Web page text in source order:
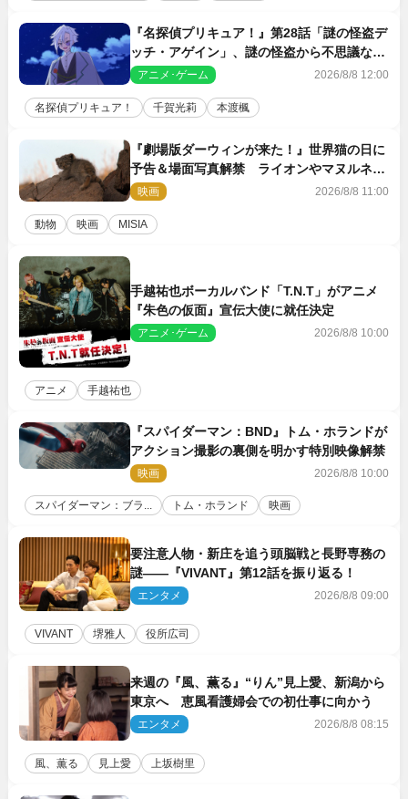
『名探偵プリキュア！』第28話「謎の怪盗デ
ッチ・アゲイン」、謎の怪盗から不思議な予
告状が届く
アニメ･ゲーム 2026/8/8 12:00
名探偵プリキュア！ 千賀光莉 本渡楓
『劇場版ダーウィンが来た！』世界猫の日に
予告＆場面写真解禁 ライオンやマヌルネコ
の赤ちゃんが大集合
映画 2026/8/8 11:00
動物 映画 MISIA
手越祐也ボーカルバンド「T.N.T」がアニメ
『朱色の仮面』宣伝大使に就任決定
アニメ･ゲーム 2026/8/8 10:00
アニメ 手越祐也
『スパイダーマン：BND』トム・ホランドが
アクション撮影の裏側を明かす特別映像解禁
映画 2026/8/8 10:00
スパイダーマン：ブラ... トム・ホランド 映画
要注意人物・新庄を追う頭脳戦と長野専務の
謎――『VIVANT』第12話を振り返る！
エンタメ 2026/8/8 09:00
VIVANT 堺雅人 役所広司
来週の『風、薫る』“りん”見上愛、新潟から
東京へ 恵風看護婦会での初仕事に向かう
エンタメ 2026/8/8 08:15
風、薫る 見上愛 上坂樹里